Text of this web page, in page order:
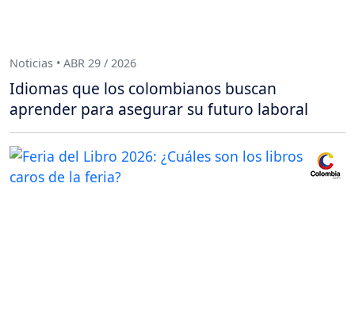
Noticias • ABR 29 / 2026
Idiomas que los colombianos buscan
aprender para asegurar su futuro laboral